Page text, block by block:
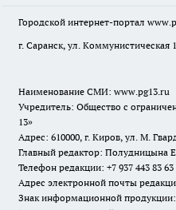
Городской интернет-портал
г. Саранск, ул. Коммунистическая
Наименование СМИ: www.pg13.ru
Учредитель: Общество с
13»
Адрес: 610000, г. Киров, ул. М.
Главный редактор: Полудницына
Телефон редакции: +7 937 443 83 63
Адрес электронной почты
Знак информационной продукции: